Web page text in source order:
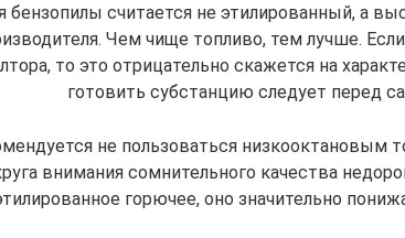
бензопилы считается не этилированный, а
Чем чище топливо, тем лучше.
то это отрицательно скажется на
готовить субстанцию следует перед
не пользоваться низкооктановым
внимания сомнительного качества
горючее, оно значительно